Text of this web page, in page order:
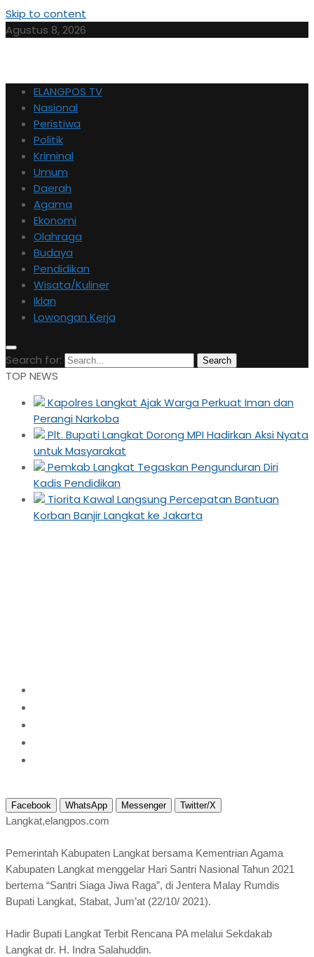
Skip to content
Agustus 8, 2026
ELANGPOS TV
Nasional
Peristiwa
Politik
Kriminal
Umum
Daerah
Agama
Ekonomi
Olahraga
Budaya
Pendidikan
Wisata/Kuliner
Iklan
Lowongan Kerja
Search for: Search
TOP NEWS
Kapolres Langkat Ajak Warga Perkuat Iman dan
Perangi Narkoba
Plt. Bupati Langkat Dorong MPI Hadirkan Aksi Nyata
untuk Masyarakat
Pemkab Langkat Tegaskan Pengunduran Diri
Kadis Pendidikan
Tiorita Kawal Langsung Percepatan Bantuan
Korban Banjir Langkat ke Jakarta
Facebook WhatsApp Messenger Twitter/X
Langkat,elangpos.com
Pemerintah Kabupaten Langkat bersama Kementrian Agama
Kabupaten Langkat menggelar Hari Santri Nasional Tahun 2021
bertema “Santri Siaga Jiwa Raga”, di Jentera Malay Rumdis
Bupati Langkat, Stabat, Jum’at (22/10/ 2021).
Hadir Bupati Langkat Terbit Rencana PA melalui Sekdakab
Langkat dr. H. Indra Salahuddin.